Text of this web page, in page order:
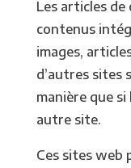
Les articles
contenus
images,
d’autres sites
manière que
autre site.
Ces sites web